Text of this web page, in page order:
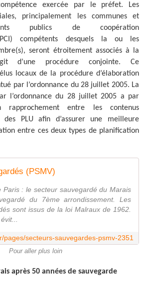
exercée par le préfet. Les
principalement les communes et
publics de coopération
compétents desquels la ou les
seront étroitement associés à la
d’une procédure conjointe. Ce
locaux de la procédure d’élaboration
par l’ordonnance du 28 juillet 2005. La
l’ordonnance du 28 juillet 2005 a par
rapprochement entre les contenus
PLU afin d’assurer une meilleure
entre ces deux types de planification
(PSMV)
Paris : le secteur sauvegardé du Marais
du 7ème arrondissement. Les
sont issus de la loi Malraux de 1962.
pages/secteurs-sauvegardes-psmv-2351
Pour aller plus loin
après 50 années de sauvegarde